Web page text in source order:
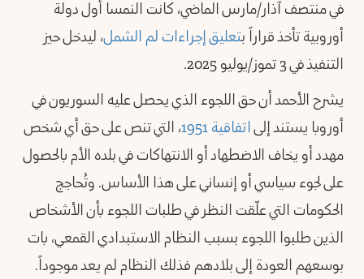
في منتصف آذار/مارس الماضي، كانت النمسا أول دولة
أوروبية تأخذ قراراً بتعليق إجراءات لم الشمل، ليدخل حيز
التنفيذ في 3 تموز/يوليو 2025.
يشرح الأحمد أن حق اللجوء الذي يحصل عليه السوريون في
أوروبا يستند إلىاتفاقية 1951
، التي تنص على حق أي شخص
مهدد أو يخاف الاضطهاد أو الانتهاكات في بلده الأم بالحصول
على لجوء سياسي أو إنساني على هذا الأساس. وتُحاجج
الحكومات التي علّقت النظر في طلبات اللجوء بأن الأشخاص
الذين طلبوا اللجوء بسبب النظام الاستبدادي القمعي، بات
بوسعهم العودة إلى بلادهم فذلك النظام لم يعد موجوداً.